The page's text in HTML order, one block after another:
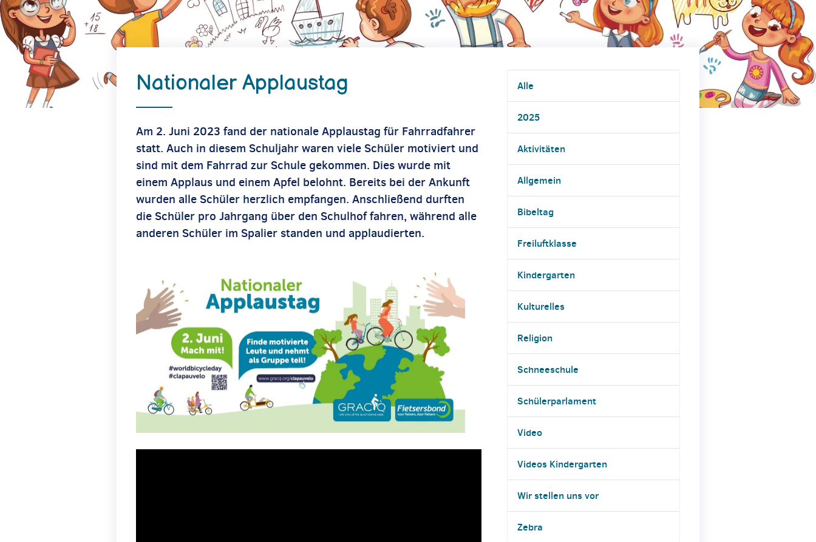
Nationaler Applaustag
Am 2. Juni 2023 fand der nationale Applaustag für Fahrradfahrer
statt. Auch in diesem Schuljahr waren viele Schüler motiviert und
sind mit dem Fahrrad zur Schule gekommen. Dies wurde mit
einem Applaus und einem Apfel belohnt. Bereits bei der Ankunft
wurden alle Schüler herzlich empfangen. Anschließend durften
die Schüler pro Jahrgang über den Schulhof fahren, während alle
anderen Schüler im Spalier standen und applaudierten.
Alle
2025
Aktivitäten
Allgemein
Bibeltag
Freiluftklasse
Kindergarten
Kulturelles
Religion
Schneeschule
Schülerparlament
Video
Videos Kindergarten
Wir stellen uns vor
Zebra